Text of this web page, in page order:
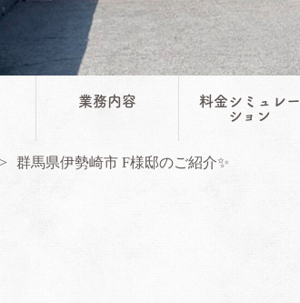
業務内容
料金シミュレー
ション
群馬県伊勢崎市 F様邸のご紹介✨️